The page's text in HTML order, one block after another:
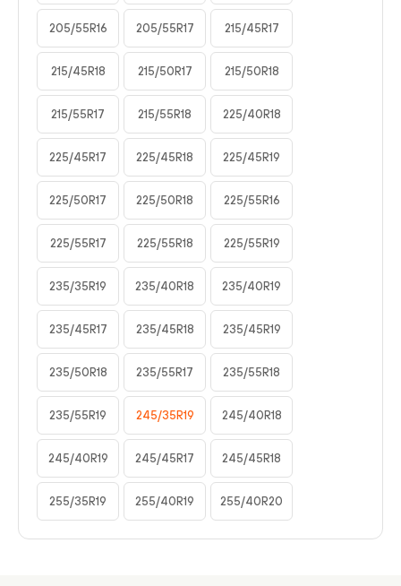
205/55R16 205/55R17 215/45R17
215/45R18 215/50R17 215/50R18
215/55R17 215/55R18 225/40R18
225/45R17 225/45R18 225/45R19
225/50R17 225/50R18 225/55R16
225/55R17 225/55R18 225/55R19
235/35R19 235/40R18 235/40R19
235/45R17 235/45R18 235/45R19
235/50R18 235/55R17 235/55R18
235/55R19 245/35R19 245/40R18
245/40R19 245/45R17 245/45R18
255/35R19 255/40R19 255/40R20